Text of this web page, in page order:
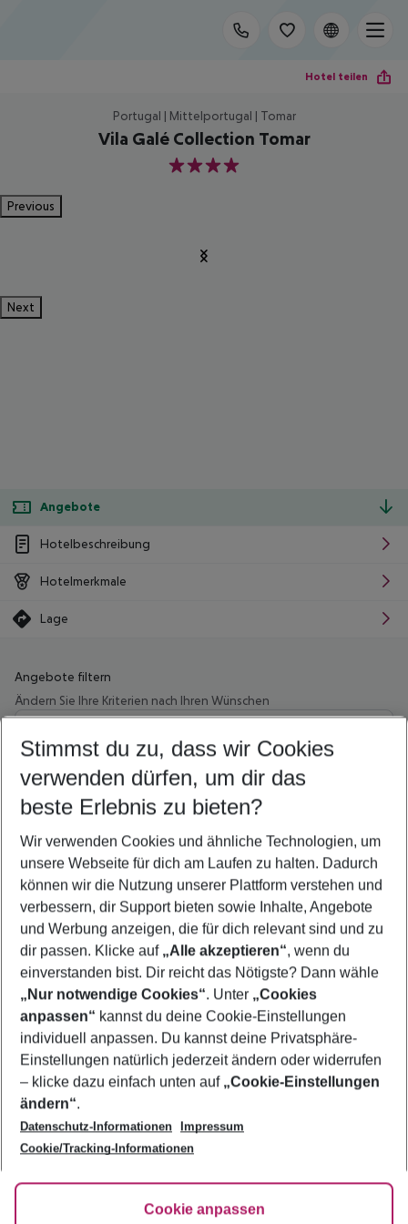
Hotel teilen
Portugal | Mittelportugal | Tomar
Vila Galé Collection Tomar
4
Previous
Next
Angebote
Hotelbeschreibung
Hotelmerkmale
Lage
Angebote filtern
Ändern Sie Ihre Kriterien nach Ihren Wünschen
Wähle deinen Abflughafen
Beliebiger Abflughafen
Wähle deinen Reisezeitraum
5-8 Nächte
2 Erwachsene Keine Kinder
Mehr Filter anzeigen
Footer
Footer navigation
Über uns
AGB
Bestpreisgarantie
Cookie-Einstellungen ändern
Cookie-Richtlinie
Agenturbetreuung
Barrierefreies Reisen
FAQ
HanseMerkur Reiseversicherung
Folge uns
Stimmst du zu, dass wir Cookies
verwenden dürfen, um dir das
beste Erlebnis zu bieten?
Wir verwenden Cookies und ähnliche Technologien, um
unsere Webseite für dich am Laufen zu halten. Dadurch
können wir die Nutzung unserer Plattform verstehen und
verbessern, dir Support bieten sowie Inhalte, Angebote
und Werbung anzeigen, die für dich relevant sind und zu
dir passen. Klicke auf „Alle akzeptieren“, wenn du
einverstanden bist. Dir reicht das Nötigste? Dann wähle
„Nur notwendige Cookies“. Unter „Cookies
anpassen“ kannst du deine Cookie-Einstellungen
individuell anpassen. Du kannst deine Privatsphäre-
Einstellungen natürlich jederzeit ändern oder widerrufen
– klicke dazu einfach unten auf „Cookie-Einstellungen
ändern“.
Datenschutz-Informationen
Impressum
Cookie/Tracking-Informationen
Cookie anpassen